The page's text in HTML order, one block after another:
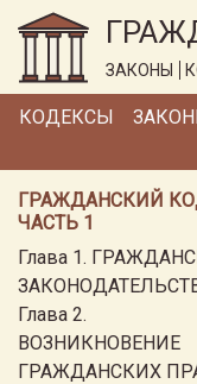
ЗАКОНЫ
КОДЕКСЫ
ГРАЖДАНСКИЙ
ЧАСТЬ 1
Глава 1.
Глава 2.
ВОЗНИКНОВЕНИЕ
ГРАЖДАНСКИХ